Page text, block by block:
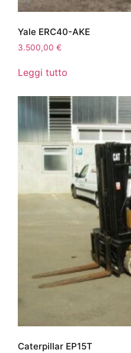
Yale ERC40-AKE
3.500,00 €
Leggi tutto
Caterpillar EP15T